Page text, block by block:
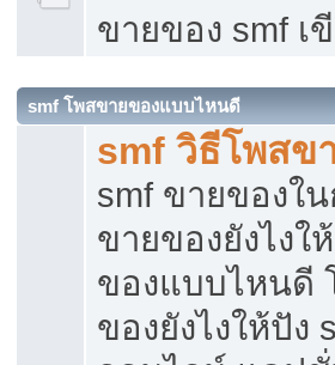
ขายของ smf เ
smf โพสขายของแบบไหนดี
smf วิธีโพสข
smf ขายของใ
ขายของยังไง
ของแบบไหนดี
ของยังไงให้ปั